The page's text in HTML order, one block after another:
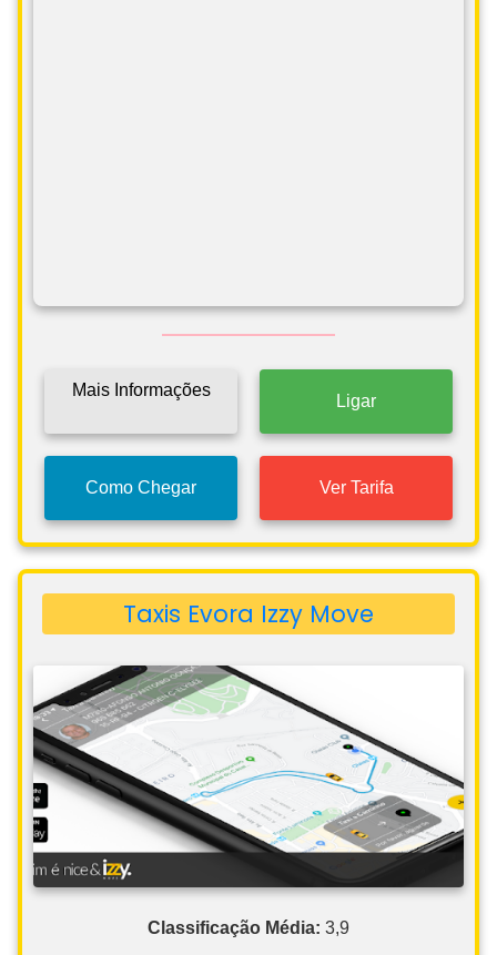
Mais Informações
Ligar
Como Chegar Ver Tarifa
Taxis Evora Izzy Move
Classificação Média: 3,9